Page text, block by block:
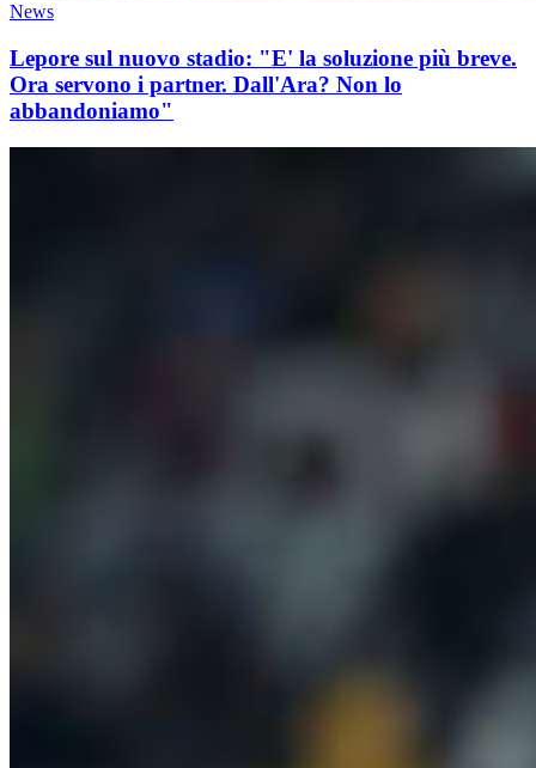
News
Lepore sul nuovo stadio: "E' la soluzione più breve.
Ora servono i partner. Dall'Ara? Non lo
abbandoniamo"